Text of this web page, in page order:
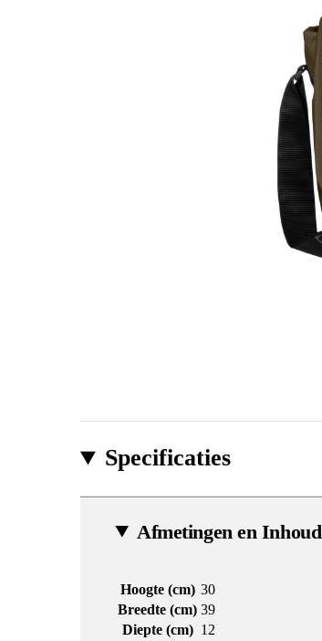
Specificaties
Afmetingen en Inhoud
Hoogte (cm) 30
Breedte (cm) 39
Diepte (cm) 12